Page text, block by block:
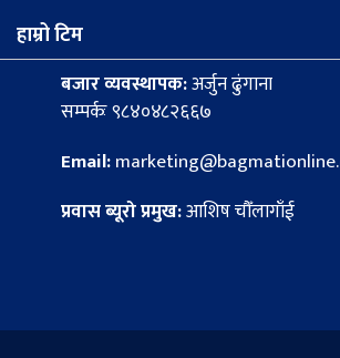
हाम्रो टिम
बजार व्यवस्थापक:अर्जुन ढुंगाना
सम्पर्कः ९८४०४८२६६७
Email:
प्रवास ब्यूरो प्रमुख:आशिष चौँलागाँई